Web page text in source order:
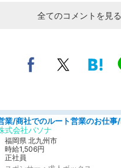
全てのコメントを見る
式会社パソナ
福岡県 北九州市
時給1,506円
正社員